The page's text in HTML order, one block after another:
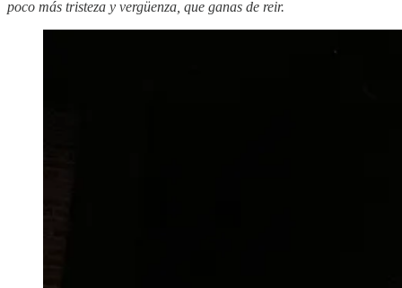
poco más tristeza y vergüenza, que ganas de reir.